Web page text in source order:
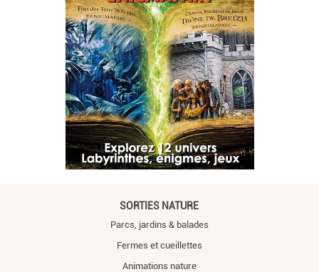
SORTIES NATURE
Parcs, jardins & balades
Fermes et cueillettes
Animations nature